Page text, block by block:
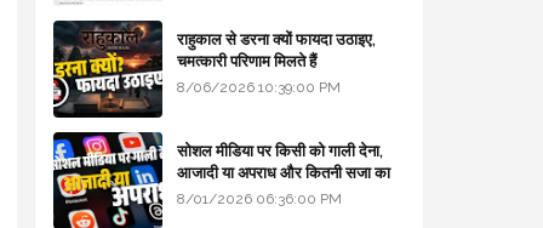
राहुकाल से डरना क्यों फायदा उठाइए,
चमत्कारी परिणाम मिलते हैं
8/06/2026 10:39:00 PM
सोशल मीडिया पर किसी को गाली देना,
आजादी या अपराध और कितनी सजा का
प्रावधान - free legal advice
8/01/2026 06:36:00 PM